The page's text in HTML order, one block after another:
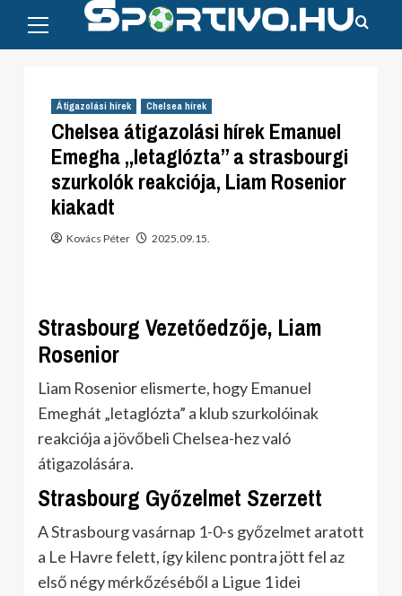
content
Menu
Átigazolási hírek Chelsea hírek
Chelsea átigazolási hírek Emanuel
Emegha „letaglózta” a strasbourgi
szurkolók reakciója, Liam Rosenior
kiakadt
Kovács Péter 2025.09.15.
Strasbourg Vezetőedzője, Liam
Rosenior
Liam Rosenior elismerte, hogy Emanuel
Emeghát „letaglózta” a klub szurkolóinak
reakciója a jövőbeli Chelsea-hez való
átigazolására.
Strasbourg Győzelmet Szerzett
A Strasbourg vasárnap 1-0-s győzelmet aratott
a Le Havre felett, így kilenc pontra jött fel az
első négy mérkőzéséből a Ligue 1 idei